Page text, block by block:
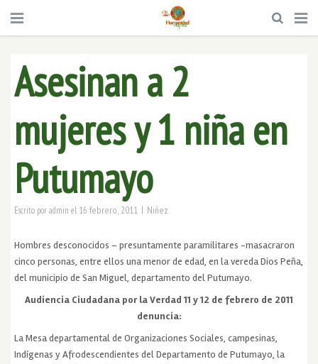
Asesinan a 2
mujeres y 1 niña en
Putumayo
Escrito poradmin el 16 febrero, 2011 | Niñez
Hombres desconocidos – presuntamente paramilitares -masacraron
cinco personas, entre ellos una menor de edad, en la vereda Dios Peña,
del municipio de San Miguel, departamento del Putumayo.
Audiencia Ciudadana por la Verdad 11 y 12 de febrero de 2011
denuncia:
La Mesa departamental de Organizaciones Sociales, campesinas,
Indígenas y Afrodescendientes del Departamento de Putumayo, la